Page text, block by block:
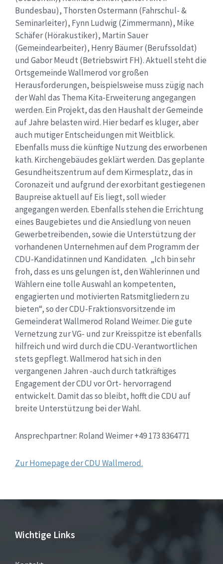
Bundesbau), Thorsten Ostermann (Fahrschul- &
Seminarleiter), Fynn Ludwig (Zimmermann), Mike
Schäfer (Hörakustiker), Martin Sauer
(Gemeindearbeiter), Henry Bäumer (Berufssoldat)
und Gabor Meudt (Betriebswirt FH). Aktuell steht die
Ortsgemeinde Wallmerod vor großen
Herausforderungen, beispielsweise muss zügig nach
der Wahl das Thema Kita-Erweiterung angegangen
werden. Ein Projekt, das den Haushalt der Gemeinde
auf Jahre belasten wird. Hier bedarf es kluger, aber
auch mutiger Entscheidungen mit Weitblick.
Ebenfalls muss die künftige Nutzung des erworbenen
kath. Kirchengebäudes geklärt werden. Das geplante
Gesundheitszentrum auf dem Kirmesplatz, das in
Coronazeit und aufgrund der exorbitant gestiegenen
Baupreise aktuell auf Eis liegt, soll wieder
angegangen werden. Ebenfalls stehen die Errichtung
eines Baugebietes und die Ansiedlung von neuen
Gewerbetreibenden, sowie die Unterstützung der
vorhandenen Unternehmen auf dem Programm der
CDU-Kandidatinnen und Kandidaten. „Ich bin sehr
froh, dass es uns gelungen ist, den Wählerinnen und
Wählern eine tolle Auswahl an kompetenten,
engagierten und motivierten Ratsmitgliedern zu
bieten“, so der CDU-Fraktionsvorsitzende im
Gemeinderat Wallmerod Roland Weimer. Die gute
Vernetzung zur VG- und zur Kreisspitze ist ebenfalls
hilfreich und wird durch die CDU-Verantwortlichen
stets gepflegt. Wallmerod hat sich in den
vergangenen Jahren -auch durch tatkräftiges
Engagement der CDU vor Ort- hervorragend
entwickelt. Damit das so bleibt, hofft die CDU auf
breite Unterstützung bei der Wahl.
Ansprechpartner: Roland Weimer +49 173 8364771
Zur Homepage der CDU Wallmerod.
Wichtige Links